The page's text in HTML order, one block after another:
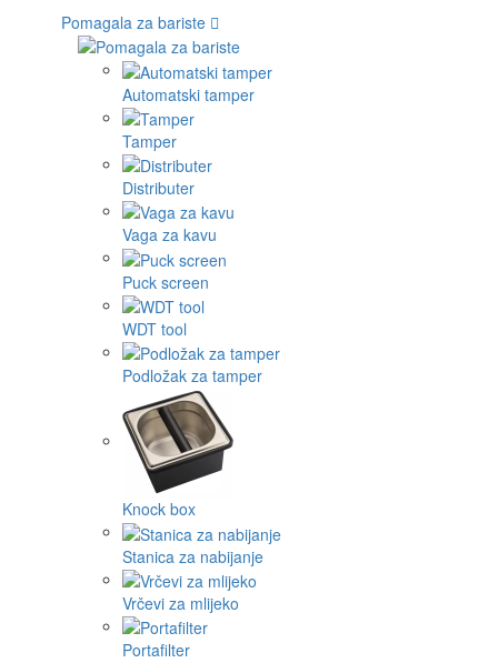
Pomagala za bariste
Automatski tamper
Tamper
Distributer
Vaga za kavu
Puck screen
WDT tool
Podložak za tamper
Knock box
Stanica za nabijanje
Vrčevi za mlijeko
Portafilter